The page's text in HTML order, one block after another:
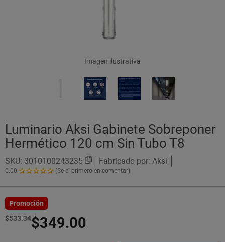
Imagen ilustrativa
Luminario Aksi Gabinete Sobreponer
Hermético 120 cm Sin Tubo T8
SKU: 3010100243235 Fabricado por: Aksi
0.00
0.00
Estrellas!
(Se el primero en comentar)
Promoción
$533.34$349.00